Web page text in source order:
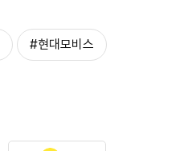
#현대모비스